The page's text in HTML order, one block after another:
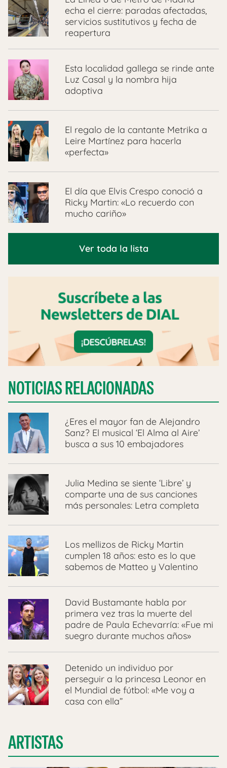
echa el cierre: paradas afectadas,
servicios sustitutivos y fecha de
reapertura
Esta localidad gallega se rinde ante
Luz Casal y la nombra hija
adoptiva
El regalo de la cantante Metrika a
Leire Martínez para hacerla
«perfecta»
El día que Elvis Crespo conoció a
Ricky Martin: «Lo recuerdo con
mucho cariño»
Ver toda la lista
NOTICIAS RELACIONADAS
¿Eres el mayor fan de Alejandro
Sanz? El musical ‘El Alma al Aire’
busca a sus 10 embajadores
Julia Medina se siente ‘Libre’ y
comparte una de sus canciones
más personales: Letra completa
Los mellizos de Ricky Martin
cumplen 18 años: esto es lo que
sabemos de Matteo y Valentino
David Bustamante habla por
primera vez tras la muerte del
padre de Paula Echevarría: «Fue mi
suegro durante muchos años»
Detenido un individuo por
perseguir a la princesa Leonor en
el Mundial de fútbol: «Me voy a
casa con ella”
ARTISTAS